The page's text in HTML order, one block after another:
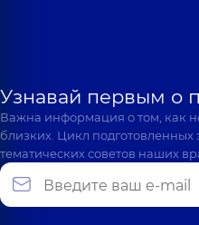
Узнавай первым о
Важна информация о том, как
близких. Цикл
тематических советов наших